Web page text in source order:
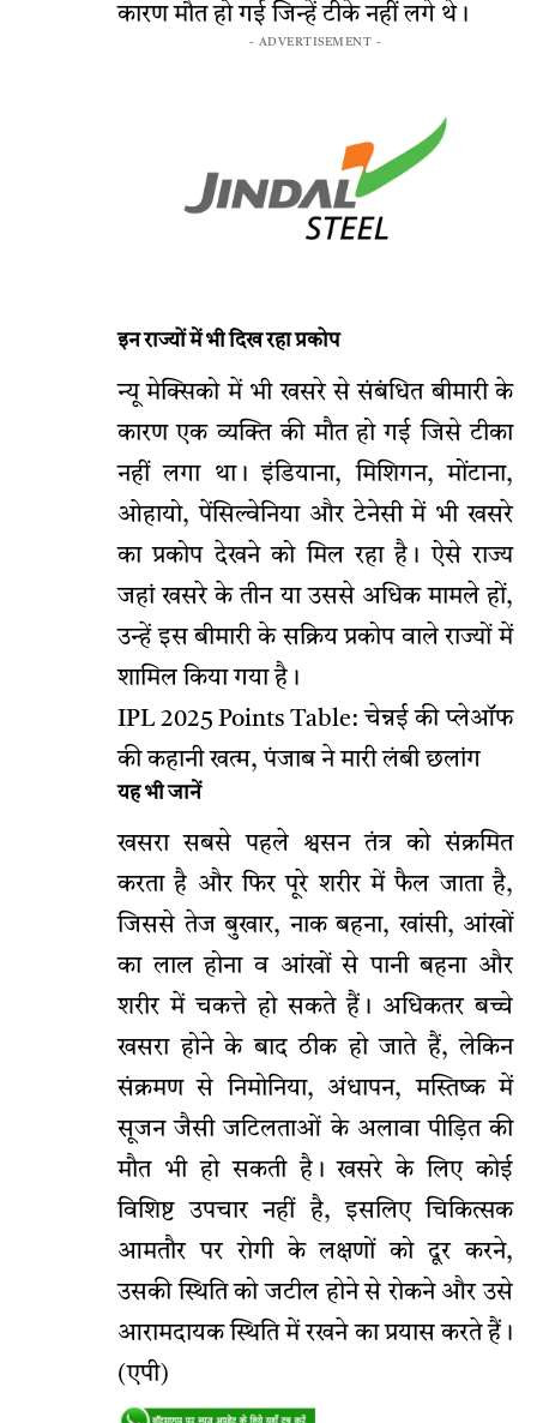
कारण मौत हो गई जिन्हें टीके नहीं लगे थे।
- ADVERTISEMENT -
इन राज्यों में भी दिख रहा प्रकोप
न्यू मेक्सिको में भी खसरे से संबंधित बीमारी के
कारण एक व्यक्ति की मौत हो गई जिसे टीका
नहीं लगा था। इंडियाना, मिशिगन, मोंटाना,
ओहायो, पेंसिल्वेनिया और टेनेसी में भी खसरे
का प्रकोप देखने को मिल रहा है। ऐसे राज्य
जहां खसरे के तीन या उससे अधिक मामले हों,
उन्हें इस बीमारी के सक्रिय प्रकोप वाले राज्यों में
शामिल किया गया है।
IPL 2025 Points Table: चेन्नई की प्लेऑफ
की कहानी खत्म, पंजाब ने मारी लंबी छलांग
यह भी जानें
खसरा सबसे पहले श्वसन तंत्र को संक्रमित
करता है और फिर पूरे शरीर में फैल जाता है,
जिससे तेज बुखार, नाक बहना, खांसी, आंखों
का लाल होना व आंखों से पानी बहना और
शरीर में चकत्ते हो सकते हैं। अधिकतर बच्चे
खसरा होने के बाद ठीक हो जाते हैं, लेकिन
संक्रमण से निमोनिया, अंधापन, मस्तिष्क में
सूजन जैसी जटिलताओं के अलावा पीड़ित की
मौत भी हो सकती है। खसरे के लिए कोई
विशिष्ट उपचार नहीं है, इसलिए चिकित्सक
आमतौर पर रोगी के लक्षणों को दूर करने,
उसकी स्थिति को जटील होने से रोकने और उसे
आरामदायक स्थिति में रखने का प्रयास करते हैं।
(एपी)